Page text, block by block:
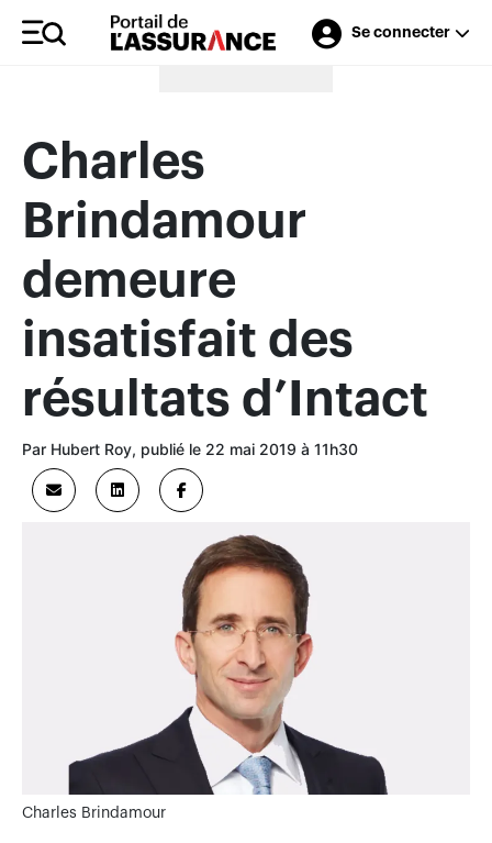
Se connecter
Merci à nos annonceurs
Charles
Brindamour
demeure
insatisfait des
résultats d’Intact
Par Hubert Roy, publié le 22 mai 2019 à 11h30
Charles Brindamour